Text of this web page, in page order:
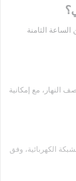
21 جوان 2026 بداية من الساعة الثامنة
النهار، مع إمكانية
الكهربائية، وفق